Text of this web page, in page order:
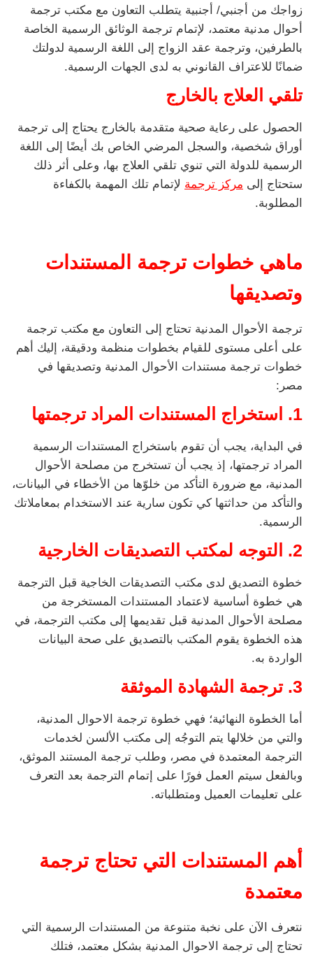
زواجك من أجنبي/ أجنبية يتطلب التعاون مع مكتب ترجمة
أحوال مدنية معتمد، لإتمام ترجمة الوثائق الرسمية الخاصة
بالطرفين، وترجمة عقد الزواج إلى اللغة الرسمية لدولتك
ضمانًا للاعتراف القانوني به لدى الجهات الرسمية.
تلقي العلاج بالخارج
الحصول على رعاية صحية متقدمة بالخارج يحتاج إلى ترجمة
أوراق شخصية، والسجل المرضي الخاص بك أيضًا إلى اللغة
الرسمية للدولة التي تنوي تلقي العلاج بها، وعلى أثر ذلك
ستحتاج إلى مركز ترجمة لإتمام تلك المهمة بالكفاءة
المطلوبة.
ماهي خطوات ترجمة المستندات
وتصديقها
ترجمة الأحوال المدنية تحتاج إلى التعاون مع مكتب ترجمة
على أعلى مستوى للقيام بخطوات منظمة ودقيقة، إليك أهم
خطوات ترجمة مستندات الأحوال المدنية وتصديقها في
مصر:
1. استخراج المستندات المراد ترجمتها
في البداية، يجب أن تقوم باستخراج المستندات الرسمية
المراد ترجمتها، إذ يجب أن تستخرج من مصلحة الأحوال
المدنية، مع ضرورة التأكد من خلوّها من الأخطاء في البيانات،
والتأكد من حداثتها كي تكون سارية عند الاستخدام بمعاملاتك
الرسمية.
2. التوجه لمكتب التصديقات الخارجية
خطوة التصديق لدى مكتب التصديقات الخاجية قبل الترجمة
هي خطوة أساسية لاعتماد المستندات المستخرجة من
مصلحة الأحوال المدنية قبل تقديمها إلى مكتب الترجمة، في
هذه الخطوة يقوم المكتب بالتصديق على صحة البيانات
الواردة به.
3. ترجمة الشهادة الموثقة
أما الخطوة النهائية؛ فهي خطوة ترجمة الاحوال المدنية،
والتي من خلالها يتم التوجُه إلى مكتب الألسن لخدمات
الترجمة المعتمدة في مصر، وطلب ترجمة المستند الموثق،
وبالفعل سيتم العمل فورًا على إتمام الترجمة بعد التعرف
على تعليمات العميل ومتطلباته.
أهم المستندات التي تحتاج ترجمة
معتمدة
نتعرف الآن على نخبة متنوعة من المستندات الرسمية التي
تحتاج إلى ترجمة الاحوال المدنية بشكل معتمد، فتلك